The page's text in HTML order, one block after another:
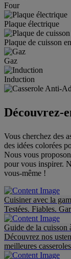
Four
Plaque électrique
Plaque de cuisson
Gaz
Induction
Découvrez-
Vous cherchez des
des idées colorées
Nous vous
pour vous inspirer.
vous-même !
Cuisiner avec la
Testées. Fiables.
Guide de la cuisson
Découvrez nos
meilleures